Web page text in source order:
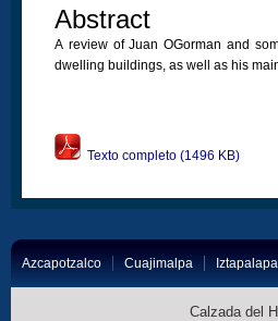
Abstract
A review of Juan OGorman and
dwelling buildings, as well as his
Texto completo (1496 KB)
Azcapotzalco Cuajimalpa Iztapalapa
Calzada del